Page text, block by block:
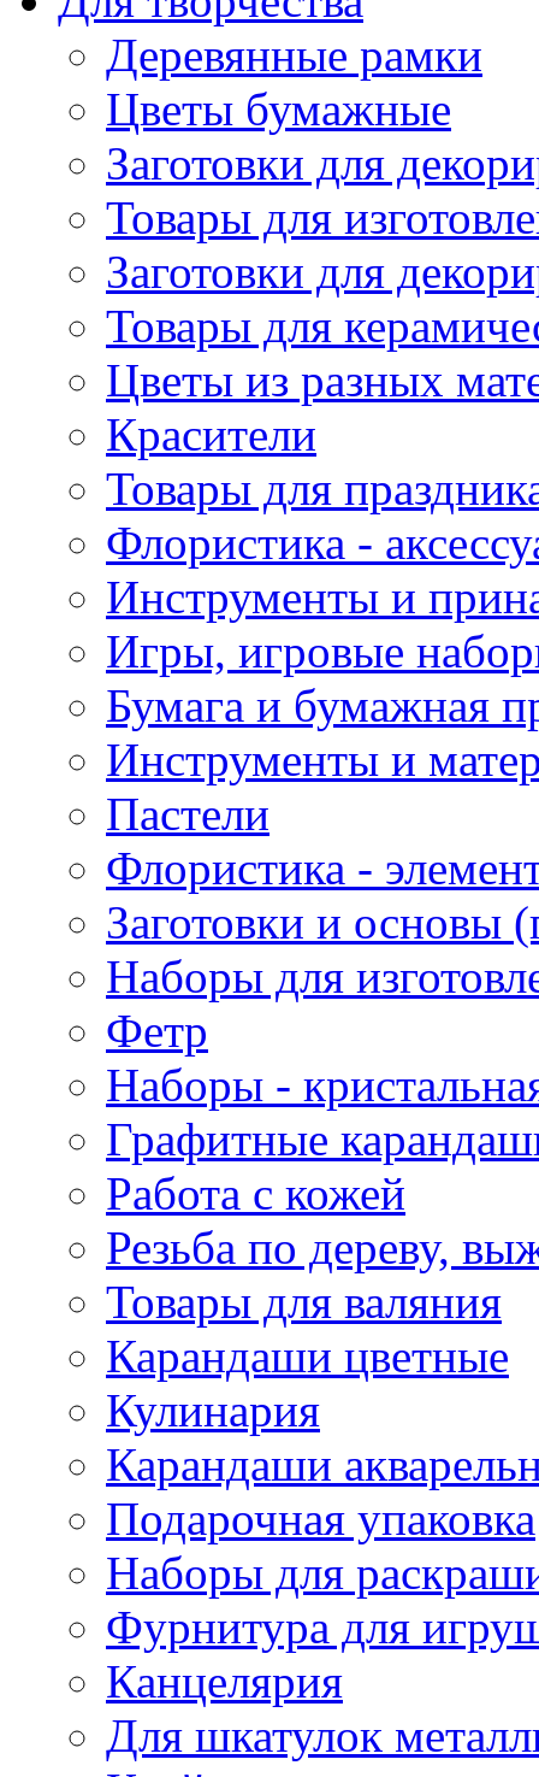
Деревянные рамки
Цветы бумажные
Заготовки для
Товары для
Заготовки для
Товары для
Цветы из разных
Красители
Товары для
Флористика -
Инструменты и
Игры, игровые
Бумага и бумажная
Инструменты и
Пастели
Флористика -
Заготовки и основы
Наборы для
Фетр
Наборы -
Графитные
Работа с кожей
Резьба по дереву,
Товары для валяния
Карандаши цветные
Кулинария
Карандаши
Подарочная упаковка
Наборы для
Фурнитура для
Канцелярия
Для шкатулок